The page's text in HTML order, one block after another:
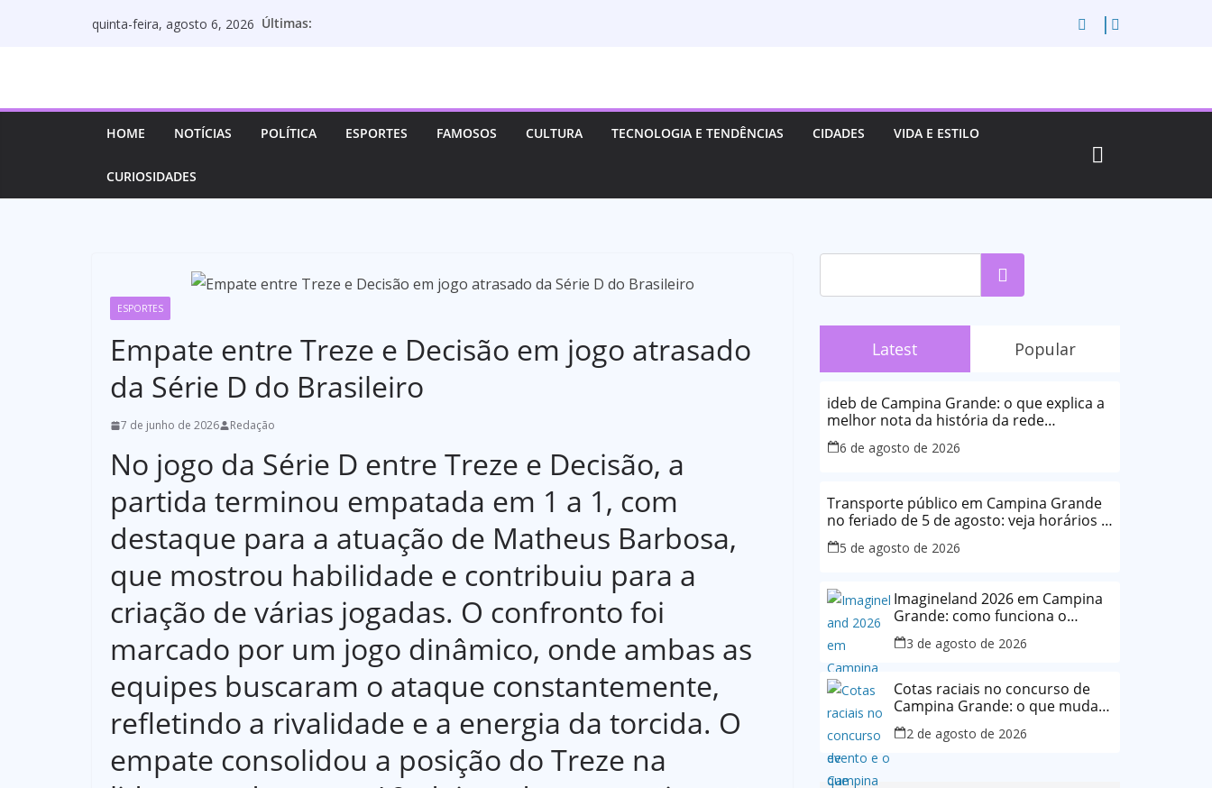
quinta-feira, agosto 6, 2026 Últimas:
HOME NOTÍCIAS POLÍTICA ESPORTES FAMOSOS CULTURA TECNOLOGIA E TENDÊNCIAS CIDADES VIDA E ESTILO
CURIOSIDADES
ESPORTES
Empate entre Treze e Decisão em jogo atrasado
da Série D do Brasileiro
7 de junho de 2026 Redação
No jogo da Série D entre Treze e Decisão, a
partida terminou empatada em 1 a 1, com
destaque para a atuação de Matheus Barbosa,
que mostrou habilidade e contribuiu para a
criação de várias jogadas. O confronto foi
marcado por um jogo dinâmico, onde ambas as
equipes buscaram o ataque constantemente,
refletindo a rivalidade e a energia da torcida. O
empate consolidou a posição do Treze na
Pesquisar
Latest Popular
ideb de Campina Grande: o que explica a
melhor nota da história da rede
municipal
6 de agosto de 2026
Transporte público em Campina Grande
no feriado de 5 de agosto: veja horários e
o que muda
5 de agosto de 2026
Imagineland 2026 em Campina
Grande: como funciona o
evento e o que esperar da
programação
3 de agosto de 2026
Cotas raciais no concurso de
Campina Grande: o que muda
após decisão da Justiça
2 de agosto de 2026